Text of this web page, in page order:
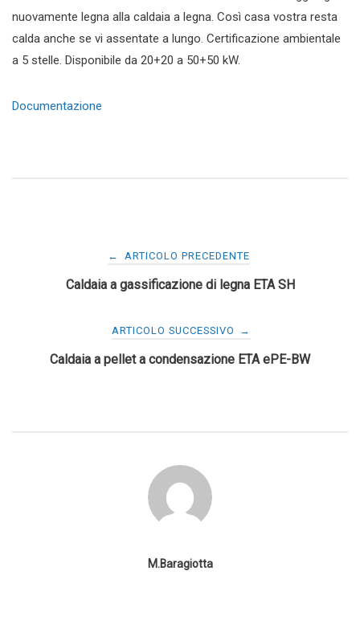
nuovamente legna alla caldaia a legna. Così casa vostra resta
calda anche se vi assentate a lungo. Certificazione ambientale
a 5 stelle. Disponibile da 20+20 a 50+50 kW.
Documentazione
Navigazione
articoli
← ARTICOLO PRECEDENTE
Caldaia a gassificazione di legna ETA SH
ARTICOLO SUCCESSIVO →
Caldaia a pellet a condensazione ETA ePE-BW
M.Baragiotta